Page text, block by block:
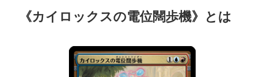
《カイロックスの電位闊歩機》とは